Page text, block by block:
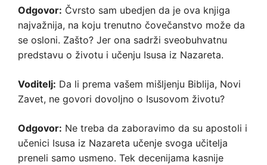
Odgovor: Čvrsto sam ubedjen da je ova knjiga
najvažnija, na koju trenutno čovečanstvo može da
se osloni. Zašto? Jer ona sadrži sveobuhvatnu
predstavu o životu i učenju Isusa iz Nazareta.
Voditelj: Da li prema vašem mišljenju Biblija, Novi
Zavet, ne govori dovoljno o Isusovom životu?
Odgovor: Ne treba da zaboravimo da su apostoli i
učenici Isusa iz Nazareta učenje svoga učitelja
preneli samo usmeno. Tek decenijama kasnije